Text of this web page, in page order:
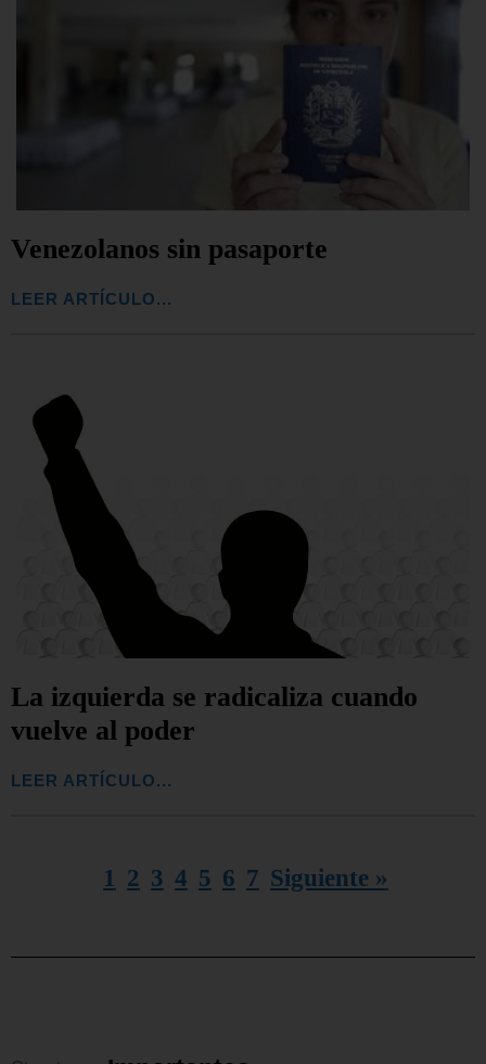
Venezolanos sin pasaporte
LEER ARTÍCULO...
La izquierda se radicaliza cuando
vuelve al poder
LEER ARTÍCULO...
1 2 3 4 5 6 7 Siguiente »